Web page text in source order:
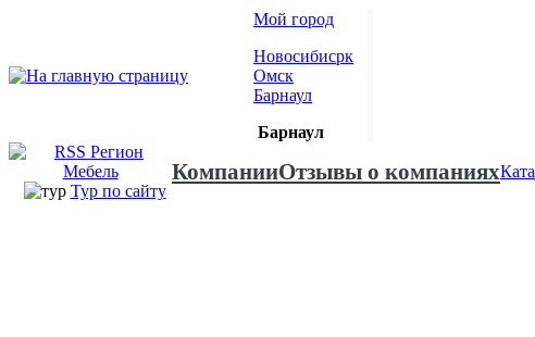
Мой город
Новосибисрк
Омск
Барнаул
Барнаул
Тур по сайту
КомпанииОтзывы о компаниях